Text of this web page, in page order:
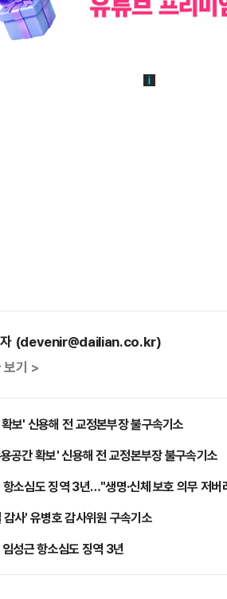
자 (devenir@dailian.co.kr)
보기 >
보' 신용해 전 교정본부장 불구속기소
공간 확보' 신용해 전 교정본부장 불구속기소
소심도 징역 3년…"생명·신체 보호 의무 저버
사' 유병호 감사위원 구속기소
성근 항소심도 징역 3년